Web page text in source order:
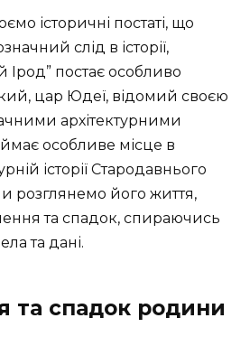
історичні постаті, що
слід в історії,
Ірод” постає особливо
цар Юдеї, відомий своєю
архітектурними
особливе місце в
історії Стародавнього
ми розглянемо його життя,
та спадок, спираючись
та дані.
та спадок родини